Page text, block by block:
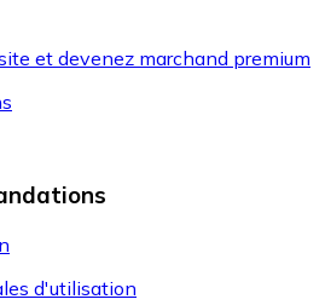
et devenez marchand premium
d'utilisation